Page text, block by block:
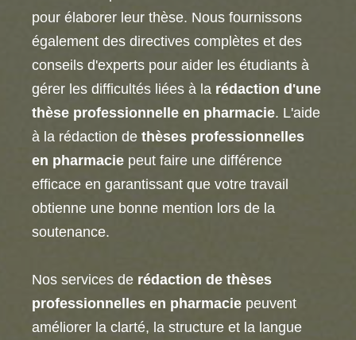
pour élaborer leur thèse. Nous fournissons
également des directives complètes et des
conseils d'experts pour aider les étudiants à
gérer les difficultés liées à la rédaction d'une
thèse professionnelle en pharmacie. L'aide
à la rédaction de thèses professionnelles
en pharmacie peut faire une différence
efficace en garantissant que votre travail
obtienne une bonne mention lors de la
soutenance.
Nos services de rédaction de thèses
professionnelles en pharmacie peuvent
améliorer la clarté, la structure et la langue